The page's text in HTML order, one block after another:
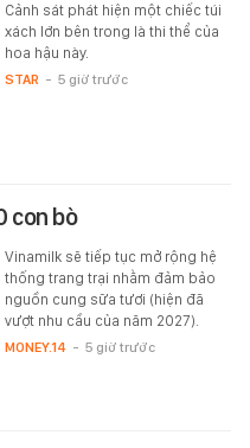
Cảnh sát phát hiện một chiếc túi
xách lớn bên trong là thi thể của
hoa hậu này.
STAR - 5 giờ trước
con bò
Vinamilk sẽ tiếp tục mở rộng hệ
thống trang trại nhằm đảm bảo
nguồn cung sữa tươi (hiện đã
vượt nhu cầu của năm 2027).
MONEY.14 - 5 giờ trước